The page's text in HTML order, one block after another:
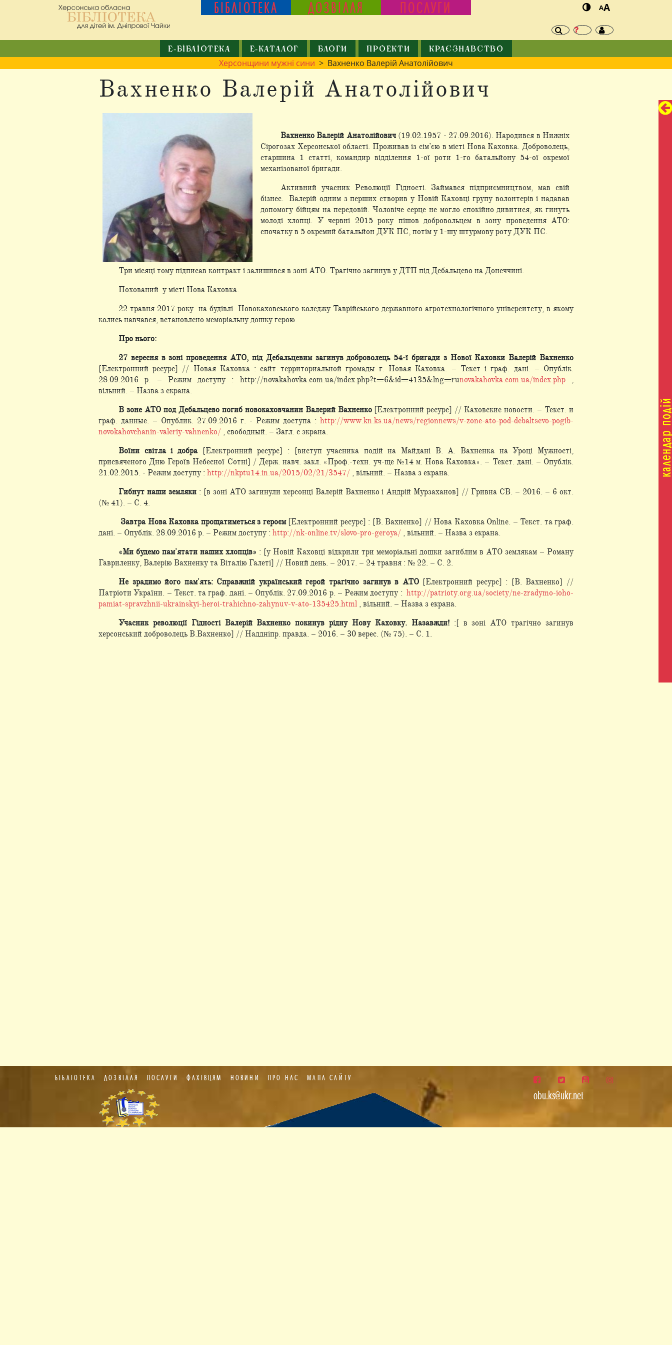
БІБЛІОТЕКА ДОЗВІЛЛЯ ПОСЛУГИ AA
Е-БІБЛІОТЕКА Е-КАТАЛОГ БЛОГИ ПРОЕКТИ КРАЄЗНАВСТВО
Херсонщини мужні сини > Вахненко Валерій Анатолійович
Вахненко Валерій Анатолійович
Вахненко Валерій Анатолійович(19.02.1957 - 27.09.2016). Народився в Нижніх
Сірогозах Херсонської області. Проживав із сім’єю в місті Нова Каховка. Доброволець,
старшина 1 статті, командир відділення 1-ої роти 1-го батальйону 54-ої окремої
механізованої бригади.
Активний учасник Революції Гідності. Займався підприємництвом, мав свій
бізнес. Валерій одним з перших створив у Новій Каховці групу волонтерів і надавав
допомогу бійцям на передовій. Чоловіче серце не могло спокійно дивитися, як гинуть
молоді хлопці. У червні 2015 року пішов добровольцем в зону проведення АТО:
спочатку в 5 окремий батальйон ДУК ПС, потім у 1-шу штурмову роту ДУК ПС.
Три місяці тому підписав контракт і залишився в зоні АТО. Трагічно загинув у ДТП під Дебальцево на Донеччині.
Похований у місті Нова Каховка.
22 травня 2017 року на будівлі Новокаховського коледжу Таврійського державного агротехнологічного університету, в якому
колись навчався, встановлено меморіальну дошку герою.
Про нього:
27 вересня в зоні проведення АТО, під Дебальцевим загинув доброволець 54-ї бригади з Нової Каховки Валерій Вахненко
[Електронний ресурс] // Новая Каховка : сайт территориальной громады г. Новая Каховка. – Текст і граф. дані. – Опублік.
28.09.2016 р. – Режим доступу : http://novakahovka.com.ua/index.php?t=6&id=4135&lng=runovakahovka.com.ua/index.php,
вільний. – Назва з екрана.
В зоне АТО под Дебальцево погиб новокаховчанин Валерий Вахненко[Електронний ресурс] // Каховские новости. – Текст. и
граф. данные. – Опублик. 27.09.2016 г. - Режим доступа : http://www.kn.ks.ua/news/regionnews/v-zone-ato-pod-debaltsevo-pogib-
novokahovchanin-valeriy-vahnenko/ , свободный. – Загл. с экрана.
Воїни світла і добра[Електронний ресурс] : [виступ учасника подій на Майдані В. А. Вахненка на Уроці Мужності,
присвяченого Дню Героїв Небесної Сотні] / Держ. навч. закл. «Проф.-техн. уч-ще №14 м. Нова Каховка». – Текст. дані. – Опублік.
21.02.2015. - Режим доступу : http://nkptu14.in.ua/2015/02/21/3547/ , вільний. – Назва з екрана.
Гибнут наши земляки : [в зоні АТО загинули херсонці Валерій Вахненко і Андрій Мурзаханов] // Гривна СВ. – 2016. – 6 окт.
(№ 41). – С. 4.
Завтра Нова Каховка прощатиметься з героєм[Електронний ресурс] : [В. Вахненко] // Нова Каховка Online. – Текст. та граф.
дані. – Опублік. 28.09.2016 р. – Режим доступу : http://nk-online.tv/slovo-pro-geroya/ , вільний. – Назва з екрана.
«Ми будемо пам'ятати наших хлопців» : [у Новій Каховці відкрили три меморіальні дошки загиблим в АТО землякам – Роману
Гавриленку, Валерію Вахненку та Віталію Галеті] // Новий день. – 2017. – 24 травня : № 22. – С. 2.
Не зрадимо його пам'ять: Справжній український герой трагічно загинув в АТО [Електронний ресурс] : [В. Вахненко] //
Патріоти України. – Текст. та граф. дані. – Опублік. 27.09.2016 р. – Режим доступу : http://patrioty.org.ua/society/ne-zradymo-ioho-
pamiat-spravzhnii-ukrainskyi-heroi-trahichno-zahynuv-v-ato-135425.html , вільний. – Назва з екрана.
Учасник революції Гідності Валерій Вахненко покинув рідну Нову Каховку. Назавжди!:[ в зоні АТО трагічно загинув
херсонський доброволець В.Вахненко] // Наддніпр. правда. – 2016. – 30 верес. (№ 75). – С. 1.
БІБЛІОТЕКА ДОЗВІЛЛЯ ПОСЛУГИ ФАХІВЦЯМ НОВИНИ ПРО НАС МАПА САЙТУ
obu.ks@ukr.net